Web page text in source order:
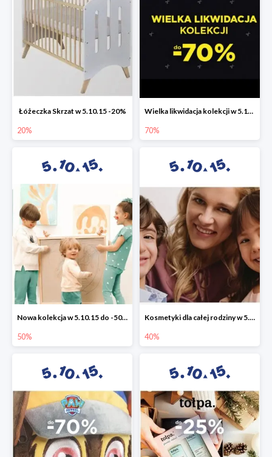
Łóżeczka Skrzat w 5.10.15 -20%
20%
Wielka likwidacja kolekcji w 5.10.15 do -70%
70%
Nowa kolekcja w 5.10.15 do -50%
50%
Kosmetyki dla całej rodziny w 5.10.15 do -40%
40%